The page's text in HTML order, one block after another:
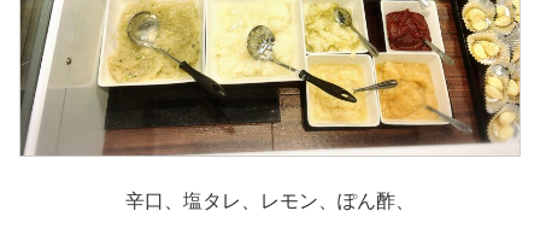
辛口、塩タレ、レモン、ぽん酢、